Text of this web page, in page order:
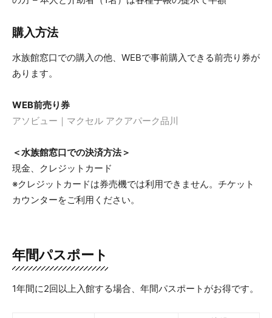
購入方法
水族館窓口での購入の他、WEBで事前購入できる前売り券が
あります。
WEB前売り券
アソビュー｜マクセル アクアパーク品川
＜水族館窓口での決済方法＞
現金、クレジットカード
※クレジットカードは券売機では利用できません。チケット
カウンターをご利用ください。
年間パスポート
1年間に2回以上入館する場合、年間パスポートがお得です。